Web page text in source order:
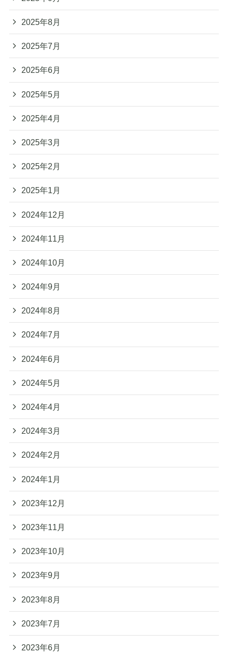
2025年8月
2025年7月
2025年6月
2025年5月
2025年4月
2025年3月
2025年2月
2025年1月
2024年12月
2024年11月
2024年10月
2024年9月
2024年8月
2024年7月
2024年6月
2024年5月
2024年4月
2024年3月
2024年2月
2024年1月
2023年12月
2023年11月
2023年10月
2023年9月
2023年8月
2023年7月
2023年6月